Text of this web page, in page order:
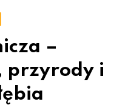
–
przyrody i